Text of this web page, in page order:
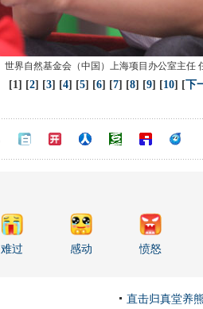
世界自然基金会（中国）上海项目办公室主任
[1] [2] [3] [4] [5] [6] [7] [8] [9] [10] [下
难过 感动 愤怒
直击归真堂养